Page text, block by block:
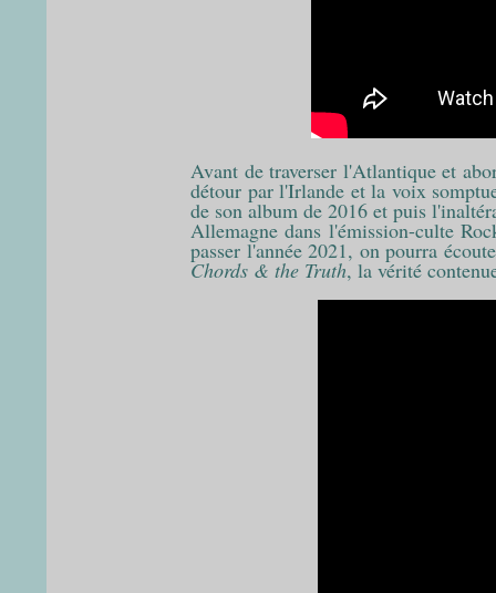
Avant de traverser l'Atlantique et
détour par l'Irlande et la voix
de son album de 2016 et puis
Allemagne dans l'émission-culte
passer l'année 2021, on pourra
Chords & the Truth, la vérité